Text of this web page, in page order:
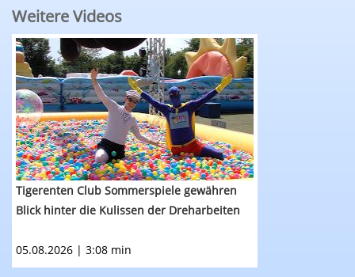
Weitere Videos
RTF.1-Nachrichten: Tigerenten Club
Tigerenten Club Sommerspiele gewähren
Blick hinter die Kulissen der Dreharbeiten
05.08.2026 | 3:08 min